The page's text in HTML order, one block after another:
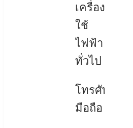
เครื่อง
ใช้
ไฟฟ้า
ทั่วไป
โทรศัพท์
มือถือ